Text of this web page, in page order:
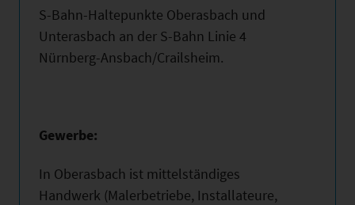
S-Bahn-Haltepunkte Oberasbach und
Unterasbach an der S-Bahn Linie 4
Nürnberg-Ansbach/Crailsheim.
Gewerbe:
In Oberasbach ist mittelständiges
Handwerk (Malerbetriebe, Installateure,